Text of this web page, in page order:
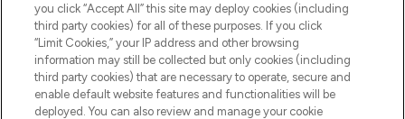
you click “Accept All” this site may deploy cookies (including
third party cookies) for all of these purposes. If you click
“Limit Cookies,” your IP address and other browsing
information may still be collected but only cookies (including
third party cookies) that are necessary to operate, secure and
enable default website features and functionalities will be
deployed. You can also review and manage your cookie